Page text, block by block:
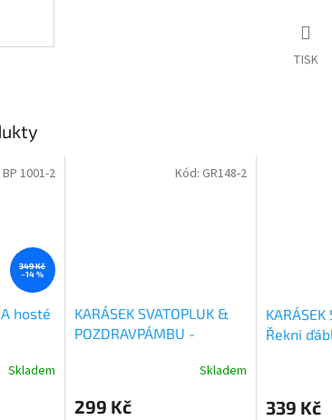
TISK
349 Kč
–14 %
A hosté
Skladem
BP 1001-2
KARÁSEK SVATOPLUK &
POZDRAVPÁMBU -
Skladem
299 Kč
Kód: GR148-2
KARÁSEK
Řekni
339 Kč